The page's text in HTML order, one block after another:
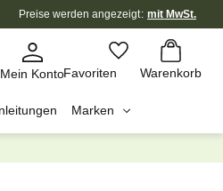
Preise werden angezeigt mit MwSt.
Mein KontoFavoriten Warenkorb
Favoriten
Warenkorb
Marken